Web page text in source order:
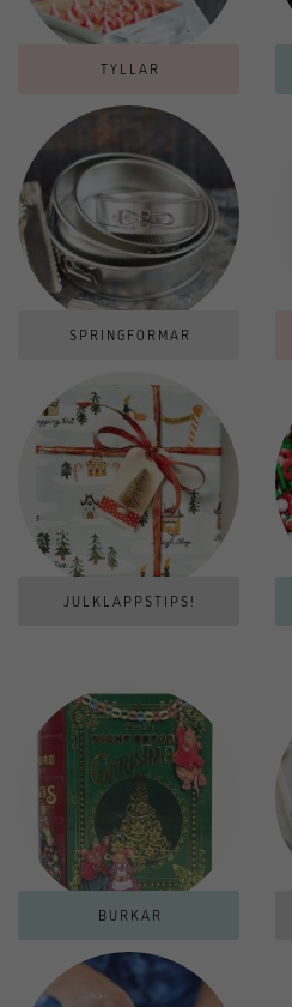
TYLLAR
SPRINGFORMAR
JULKLAPPSTIPS!
BURKAR